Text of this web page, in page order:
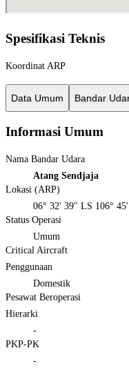
Spesifikasi Teknis
Koordinat ARP
Data Umum Bandar
Informasi Umum
Nama Bandar Udara
Atang Sendjaja
Lokasi (ARP)
06° 32' 39" LS 106°
Status Operasi
Umum
Critical Aircraft
Penggunaan
Domestik
Pesawat Beroperasi
Hierarki
-
PKP-PK
-